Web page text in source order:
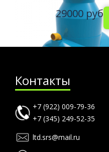
29000 руб
Контакты
+7 (922) 009-79-36
+7 (345) 249-52-35
ltd.srs@mail.ru